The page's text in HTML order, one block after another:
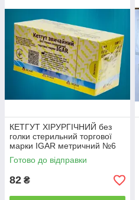
КЕТГУТ ХІРУРГІЧНИЙ без
голки стерильний торгової
марки IGAR метричний №6
(USP 2/0) 1.5 м
Готово до відправки
82 ₴